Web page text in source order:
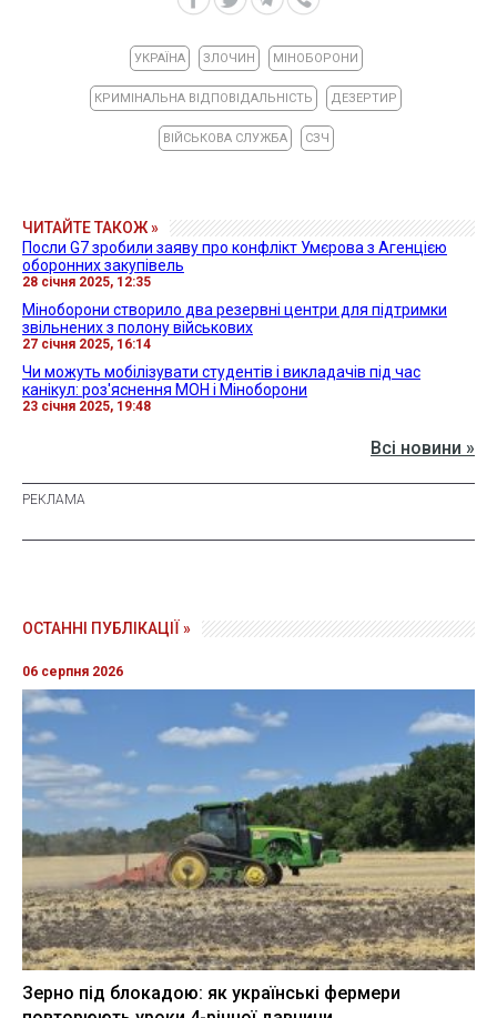
УКРАЇНА ЗЛОЧИН МІНОБОРОНИ
КРИМІНАЛЬНА ВІДПОВІДАЛЬНІСТЬ ДЕЗЕРТИР
ВІЙСЬКОВА СЛУЖБА СЗЧ
ЧИТАЙТЕ ТАКОЖ »
Посли G7 зробили заяву про конфлікт Умєрова з Агенцією
оборонних закупівель
28 січня 2025, 12:35
Міноборони створило два резервні центри для підтримки
звільнених з полону військових
27 січня 2025, 16:14
Чи можуть мобілізувати студентів і викладачів під час
канікул: роз'яснення МОН і Міноборони
23 січня 2025, 19:48
Всі новини »
ОСТАННІ ПУБЛІКАЦІЇ »
06 серпня 2026
Зерно під блокадою: як українські фермери